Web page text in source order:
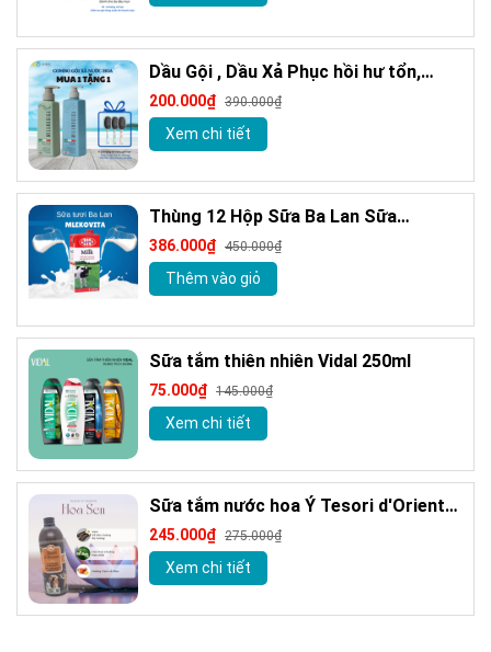
Dầu Gội , Dầu Xả Phục hồi hư tổn,
Giảm gàu sạch ngứa da đầu hương
nước hoa Milanogica 355ml
200.000₫ 390.000₫
Xem chi tiết
Thùng 12 Hộp Sữa Ba Lan Sữa
MLEKOVITA Sữa Tươi Nguyên Kem 1 L
Sữa Nhập Khẩu
386.000₫ 450.000₫
Thêm vào giỏ
Sữa tắm thiên nhiên Vidal 250ml
75.000₫ 145.000₫
Xem chi tiết
Sữa tắm nước hoa Ý Tesori d'Oriente
chính hãng 500ml kèm vòi
245.000₫ 275.000₫
Xem chi tiết